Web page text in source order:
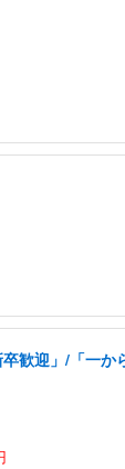
卒歓迎」/「一か